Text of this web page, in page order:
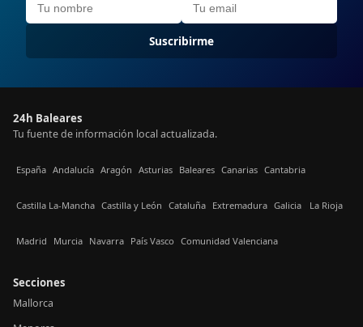
Suscribirme
24h Baleares
Tu fuente de información local actualizada.
España Andalucía Aragón Asturias Baleares Canarias Cantabria
Castilla La-Mancha Castilla y León Cataluña Extremadura Galicia La Rioja
Madrid Murcia Navarra País Vasco Comunidad Valenciana
Secciones
Mallorca